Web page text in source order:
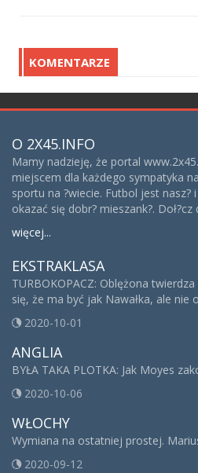
KOMENTARZE
O 2X45.INFO
Mamy nadzieję, że portal
miejscem dla każdego sympatyka
sportu na ?wiecie. Futbol jest nasz?
okazać się dobr? mieszank?. Doł?cz
więcej...
EKSTRAKLASA
TURBOKOPACZ: Oblężona twierdza
się, że ma być jak Nawałka, ale nie
2020-10-01
ANGLIA
BYŁA TAKA PLOTKA: Jak Moyes
2020-10-06
WŁOCHY
Wymiana na ostatniej prostej.
2020-09-12